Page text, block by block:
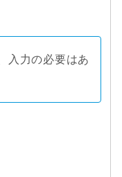
入力の必要はあ